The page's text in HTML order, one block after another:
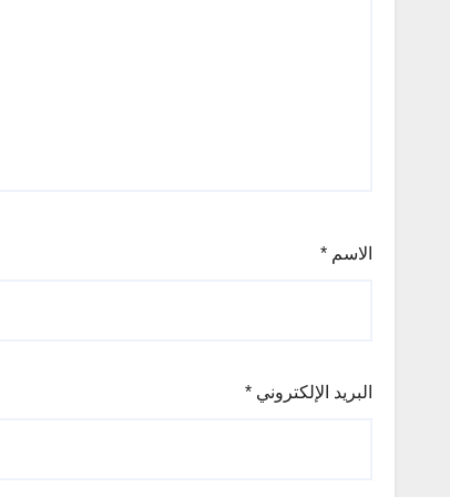
الاسم *
البريد الإلكتروني *